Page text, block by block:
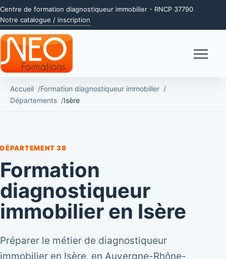
Centre de formation diagnostiqueur immobilier - RNCP 37790
Notre catalogue / inscription
Accueil
Formation diagnostiqueur immobilier
Départements
Isère
DÉPARTEMENT 38
Formation
diagnostiqueur
immobilier en Isère
Préparer le métier de diagnostiqueur
immobilier en Isère, en Auvergne-Rhône-